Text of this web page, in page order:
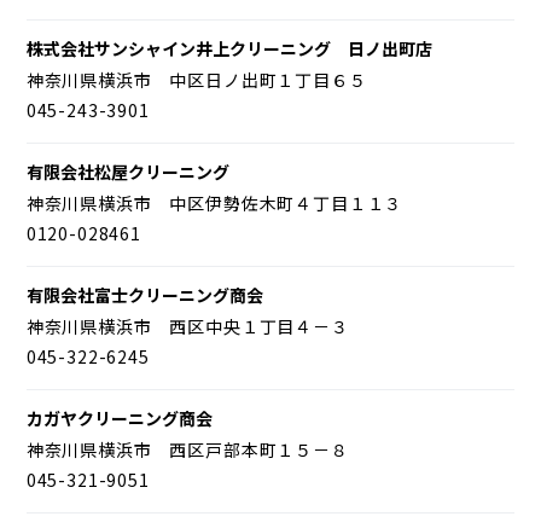
株式会社サンシャイン井上クリーニング 日ノ出町店
神奈川県横浜市 中区日ノ出町１丁目６５
045-243-3901
有限会社松屋クリーニング
神奈川県横浜市 中区伊勢佐木町４丁目１１３
0120-028461
有限会社富士クリーニング商会
神奈川県横浜市 西区中央１丁目４－３
045-322-6245
カガヤクリーニング商会
神奈川県横浜市 西区戸部本町１５－８
045-321-9051